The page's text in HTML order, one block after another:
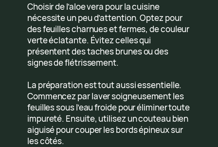
Choisir de l’aloe vera pour la cuisine
nécessite un peu d’attention. Optez pour
des feuilles charnues et fermes, de couleur
verte éclatante. Évitez celles qui
présentent des taches brunes ou des
signes de flétrissement.
La préparation est tout aussi essentielle.
Commencez par laver soigneusement les
feuilles sous l’eau froide pour éliminer toute
impureté. Ensuite, utilisez un couteau bien
aiguisé pour couper les bords épineux sur
les côtés.